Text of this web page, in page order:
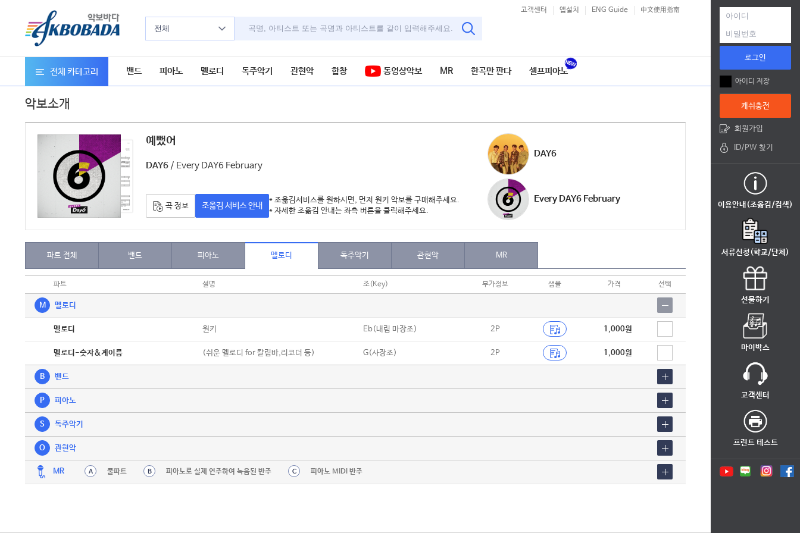
전체
고객센터 앱설치 ENG Guide 中文使用指南
전체 카테고리 밴드 피아노 멜로디 독주악기 관현악 합창 동영상악보 MR 한곡만 판다 셀프피아노
악보소개
예뻤어
DAY6 / Every DAY6 February
곡 정보 조옮김 서비스 안내
* 조옮김서비스를 원하시면, 먼저 원키 악보를 구매해주세요.
* 자세한 조옮김 안내는 좌측 버튼을 클릭해주세요.
DAY6
Every DAY6 February
파트 전체 밴드 피아노 멜로디 독주악기 관현악 MR
파트 설명 조(Key) 부가정보 샘플 가격 선택
M 멜로디
멜로디 원키 Eb(내림 마장조) 2P 1,000원
멜로디-숫자&계이름 (쉬운 멜로디 for 칼림바,리코더 등) G(사장조) 2P 1,000원
B 밴드
P 피아노
S 독주악기
O 관현악
MR A 풀파트 B 피아노로 실제 연주하여 녹음된 반주 C 피아노 MIDI 반주
로그인
아이디 저장
캐쉬충전
회원가입
ID/PW 찾기
이용안내(조옮김/검색)
서류신청(학교/단체)
선물하기
마이박스
고객센터
프린트 테스트